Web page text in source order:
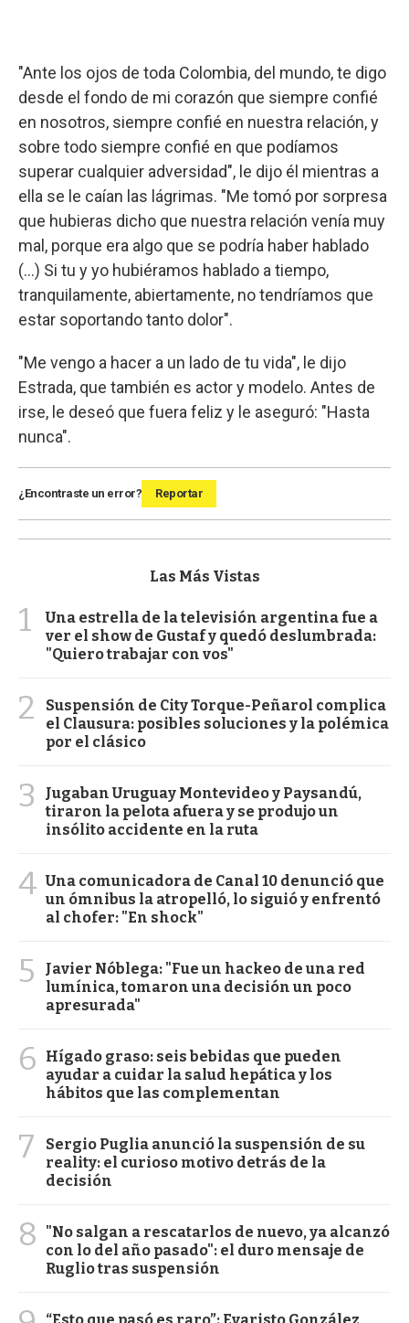
"Ante los ojos de toda Colombia, del mundo, te digo
desde el fondo de mi corazón que siempre confié
en nosotros, siempre confié en nuestra relación, y
sobre todo siempre confié en que podíamos
superar cualquier adversidad", le dijo él mientras a
ella se le caían las lágrimas. "Me tomó por sorpresa
que hubieras dicho que nuestra relación venía muy
mal, porque era algo que se podría haber hablado
(...) Si tu y yo hubiéramos hablado a tiempo,
tranquilamente, abiertamente, no tendríamos que
estar soportando tanto dolor".
"Me vengo a hacer a un lado de tu vida", le dijo
Estrada, que también es actor y modelo. Antes de
irse, le deseó que fuera feliz y le aseguró: "Hasta
nunca".
¿Encontraste un error? Reportar
Las Más Vistas
1
Una estrella de la televisión argentina fue a
ver el show de Gustaf y quedó deslumbrada:
"Quiero trabajar con vos"
2
Suspensión de City Torque-Peñarol complica
el Clausura: posibles soluciones y la polémica
por el clásico
3
Jugaban Uruguay Montevideo y Paysandú,
tiraron la pelota afuera y se produjo un
insólito accidente en la ruta
4 Una comunicadora de Canal 10 denunció que
un ómnibus la atropelló, lo siguió y enfrentó
al chofer: "En shock"
5
Javier Nóblega: "Fue un hackeo de una red
lumínica, tomaron una decisión un poco
apresurada"
6
Hígado graso: seis bebidas que pueden
ayudar a cuidar la salud hepática y los
hábitos que las complementan
7
Sergio Puglia anunció la suspensión de su
reality: el curioso motivo detrás de la
decisión
8
"No salgan a rescatarlos de nuevo, ya alcanzó
con lo del año pasado": el duro mensaje de
Ruglio tras suspensión